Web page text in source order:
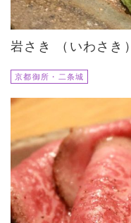
岩さき （いわさき）
京都御所・二条城